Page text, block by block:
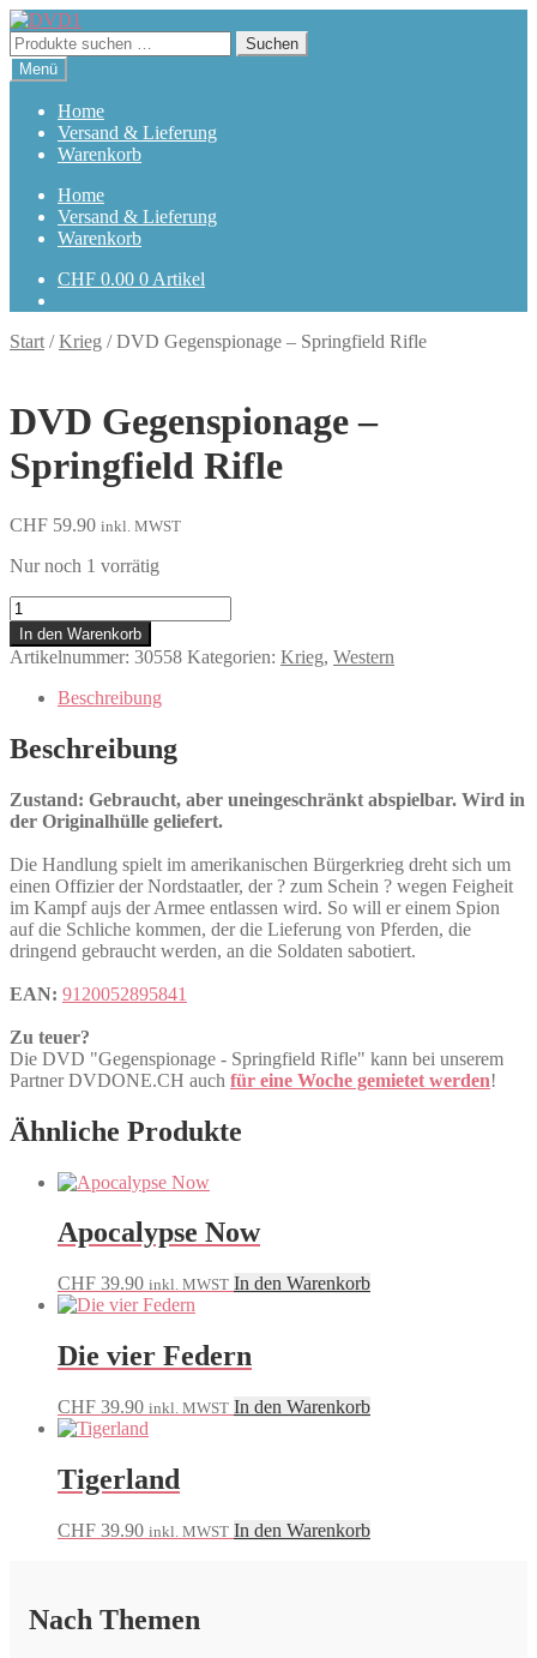
Zur
Navigation
springen
Zum
Inhalt
springen
Suchen
nach:
Suchen
Menü
Home
Versand & Lieferung
Warenkorb
Home
Versand & Lieferung
Warenkorb
CHF 0.00 0 Artikel
Start /Krieg /DVD Gegenspionage – Springfield Rifle
DVD Gegenspionage –
Springfield Rifle
CHF 59.90 inkl. MWST
Nur noch 1 vorrätig
Gegenspionage
-
Springfield
Rifle
Menge
In den Warenkorb
Artikelnummer: 30558 Kategorien: Krieg, Western
Beschreibung
Beschreibung
Zustand: Gebraucht, aber uneingeschränkt abspielbar. Wird in
der Originalhülle geliefert.
Die Handlung spielt im amerikanischen Bürgerkrieg dreht sich um
einen Offizier der Nordstaatler, der ? zum Schein ? wegen Feigheit
im Kampf aujs der Armee entlassen wird. So will er einem Spion
auf die Schliche kommen, der die Lieferung von Pferden, die
dringend gebraucht werden, an die Soldaten sabotiert.
EAN: 9120052895841
Zu teuer?
Die DVD "Gegenspionage - Springfield Rifle" kann bei unserem
Partner DVDONE.CH auch für eine Woche gemietet werden!
Ähnliche Produkte
Apocalypse Now
CHF 39.90 inkl. MWST In den Warenkorb
Die vier Federn
CHF 39.90 inkl. MWST In den Warenkorb
Tigerland
CHF 39.90 inkl. MWST In den Warenkorb
Nach Themen